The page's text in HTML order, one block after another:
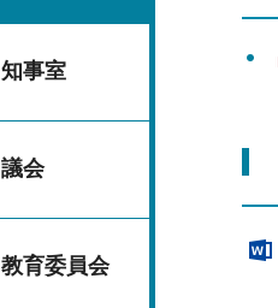
知事室
議会
教育委員会